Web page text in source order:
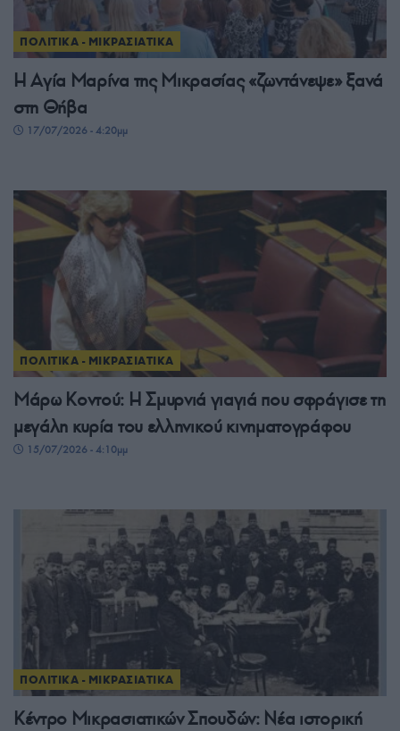
ΠΟΛΙΤΙΚΑ - ΜΙΚΡΑΣΙΑΤΙΚΑ
Η Αγία Μαρίνα της Μικρασίας «ζωντάνεψε» ξανά
στη Θήβα
17/07/2026 - 4:20μμ
ΠΟΛΙΤΙΚΑ - ΜΙΚΡΑΣΙΑΤΙΚΑ
Μάρω Κοντού: Η Σμυρνιά γιαγιά που σφράγισε τη
μεγάλη κυρία του ελληνικού κινηματογράφου
15/07/2026 - 4:10μμ
ΠΟΛΙΤΙΚΑ - ΜΙΚΡΑΣΙΑΤΙΚΑ
Κέντρο Μικρασιατικών Σπουδών: Νέα ιστορική